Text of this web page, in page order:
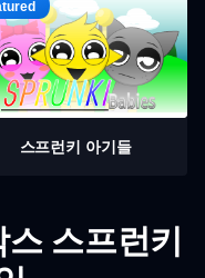
스프런키 아기들
스프런키